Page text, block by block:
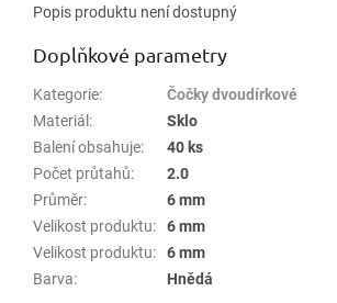
Popis produktu není dostupný
Doplňkové parametry
Kategorie:
Čočky dvoudírkové
Materiál :
Sklo
Balení obsahuje:
40 ks
Počet průtahů:
2.0
Průměr:
6 mm
Velikost produktu:
6 mm
Velikost produktu:
6 mm
Barva: Hnědá